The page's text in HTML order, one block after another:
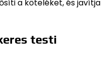
a köteléket, és javítja
testi